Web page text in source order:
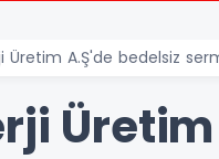
Üretim A.Ş'de bedelsiz